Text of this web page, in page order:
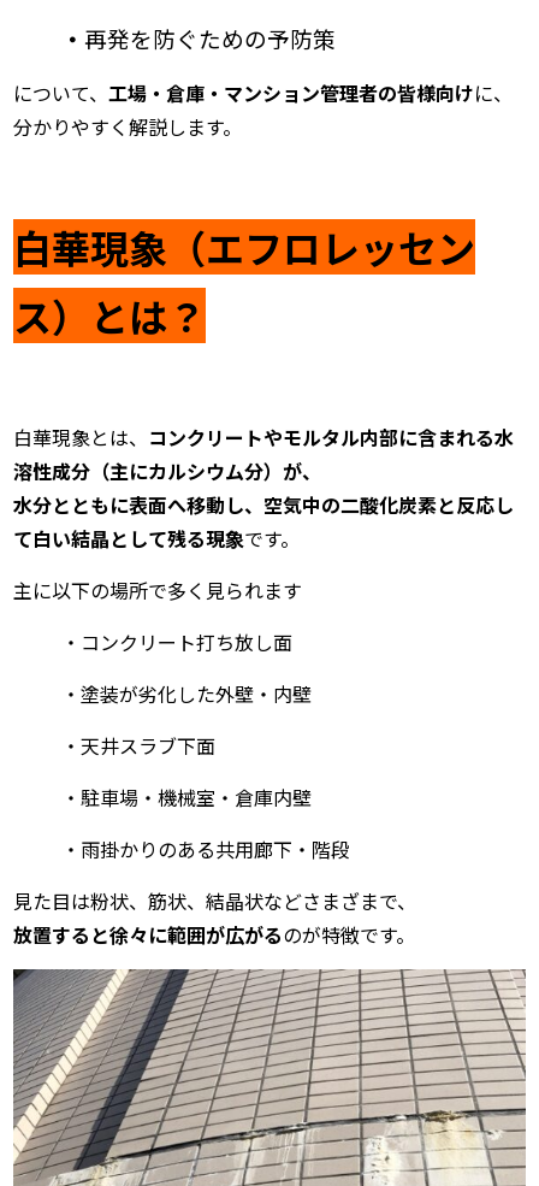
・再発を防ぐための予防策
について、工場・倉庫・マンション管理者の皆様向けに、
分かりやすく解説します。
白華現象（エフロレッセン
ス）とは？
白華現象とは、 コンクリートやモルタル内部に含まれる水
溶性成分（主にカルシウム分）が、
水分とともに表面へ移動し、空気中の二酸化炭素と反応し
て白い結晶として残る現象です。
主に以下の場所で多く見られます
・コンクリート打ち放し面
・塗装が劣化した外壁・内壁
・天井スラブ下面
・駐車場・機械室・倉庫内壁
・雨掛かりのある共用廊下・階段
見た目は粉状、筋状、結晶状などさまざまで、
放置すると徐々に範囲が広がるのが特徴です。